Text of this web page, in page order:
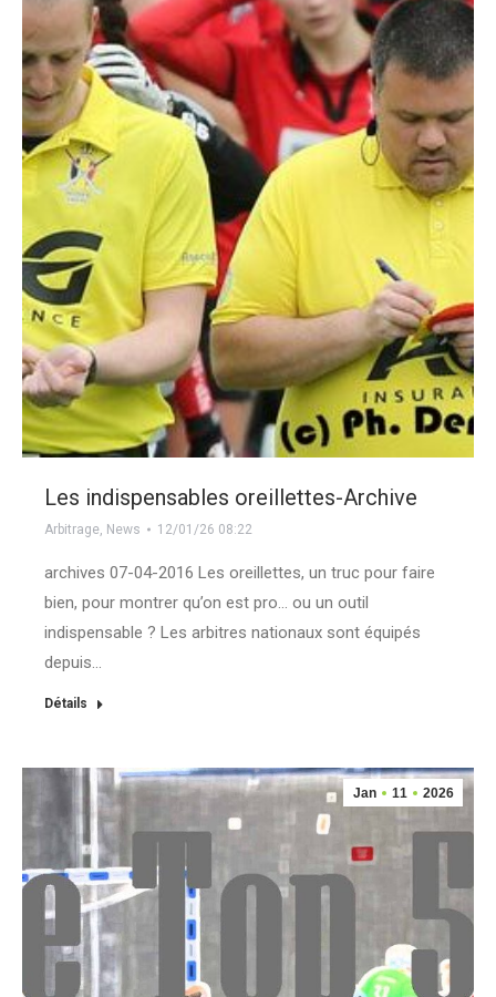
Les indispensables oreillettes-Archive
Arbitrage, News 12/01/26 08:22
archives 07-04-2016 Les oreillettes, un truc pour faire
bien, pour montrer qu’on est pro… ou un outil
indispensable ? Les arbitres nationaux sont équipés
depuis…
Détails
Jan 11 2026